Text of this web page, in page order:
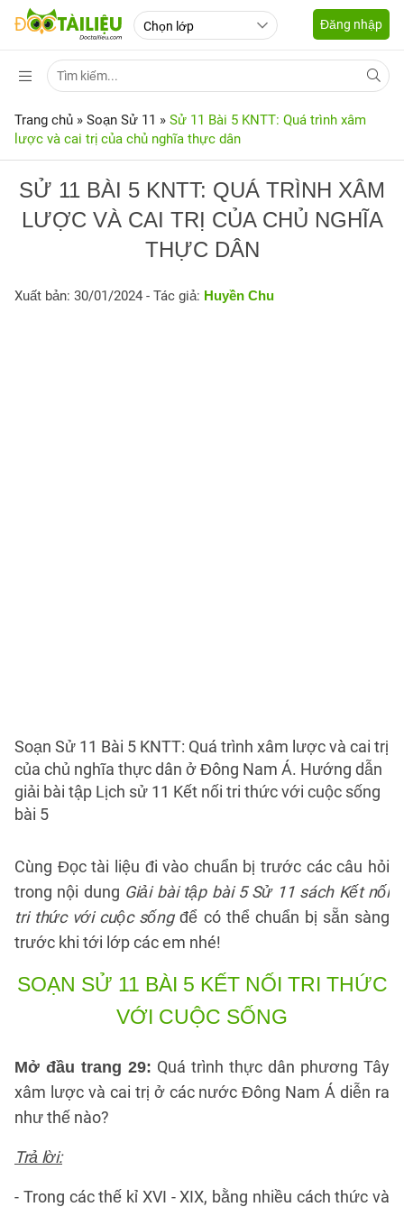
Đăng nhập
Trang chủ » Soạn Sử 11 » Sử 11 Bài 5 KNTT: Quá trình xâm
lược và cai trị của chủ nghĩa thực dân
SỬ 11 BÀI 5 KNTT: QUÁ TRÌNH XÂM
LƯỢC VÀ CAI TRỊ CỦA CHỦ NGHĨA
THỰC DÂN
Xuất bản: 30/01/2024 - Tác giả: Huyền Chu
Soạn Sử 11 Bài 5 KNTT: Quá trình xâm lược và cai trị
của chủ nghĩa thực dân ở Đông Nam Á. Hướng dẫn
giải bài tập Lịch sử 11 Kết nối tri thức với cuộc sống
bài 5
Cùng Đọc tài liệu đi vào chuẩn bị trước các câu hỏi
trong nội dung Giải bài tập bài 5 Sử 11 sách Kết nối
tri thức với cuộc sốngđể có thể chuẩn bị sẵn sàng
trước khi tới lớp các em nhé!
SOẠN SỬ 11 BÀI 5 KẾT NỐI TRI THỨC
VỚI CUỘC SỐNG
Mở đầu trang 29: Quá trình thực dân phương Tây
xâm lược và cai trị ở các nước Đông Nam Á diễn ra
như thế nào?
Trả lời:
- Trong các thế kỉ XVI - XIX, bằng nhiều cách thức và